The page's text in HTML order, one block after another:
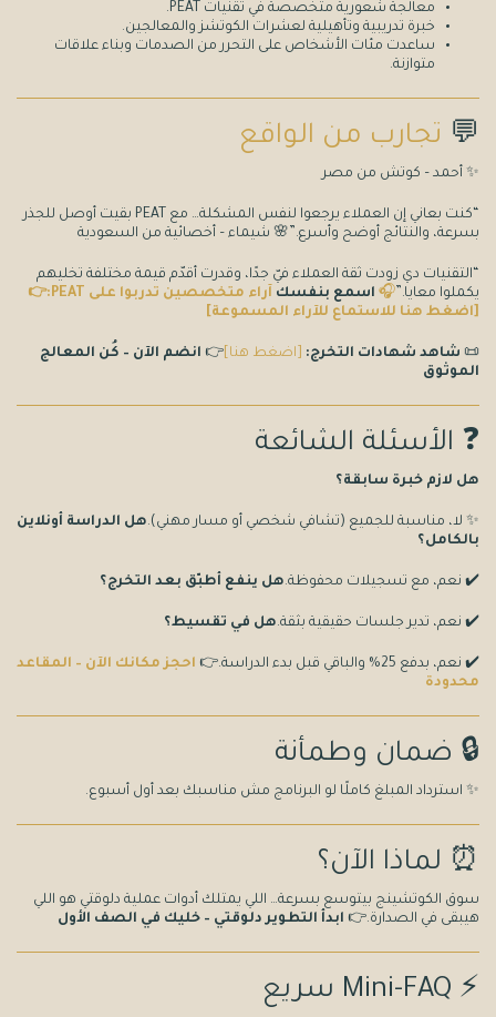
معالجة شعورية متخصصة في تقنيات PEAT.
خبرة تدريبية وتأهيلية لعشرات الكوتشز والمعالجين.
ساعدت مئات الأشخاص على التحرر من الصدمات وبناء علاقات
متوازنة.
💬 تجارب من الواقع
✨ أحمد – كوتش من مصر
“كنت بعاني إن العملاء يرجعوا لنفس المشكلة… مع PEAT بقيت أوصل للجذر
بسرعة، والنتائج أوضح وأسرع.”🌸 شيماء – أخصائية من السعودية
“التقنيات دي زودت ثقة العملاء فيّ جدًا، وقدرت أقدّم قيمة مختلفة تخليهم
يكملوا معايا.” 🎧 اسمع بنفسك
آراء متخصصين تدربوا على PEAT:👉
[اضغط هنا للاستماع للآراء المسموعة]
📜 شاهد شهادات التخرج: [اضغط هنا]👉 انضم الآن – كُن المعالج
الموثوق
❓ الأسئلة الشائعة
هل لازم خبرة سابقة؟
✨ لا، مناسبة للجميع (تشافي شخصي أو مسار مهني).هل الدراسة أونلاين
بالكامل؟
✔️ نعم، مع تسجيلات محفوظة.هل ينفع أطبّق بعد التخرج؟
✔️ نعم، تدير جلسات حقيقية بثقة.هل في تقسيط؟
✔️ نعم، بدفع 25% والباقي قبل بدء الدراسة.👉
احجز مكانك الآن – المقاعد
محدودة
🔒 ضمان وطمأنة
✨ استرداد المبلغ كاملًا لو البرنامج مش مناسبك بعد أول أسبوع.
⏰ لماذا الآن؟
سوق الكوتشينج بيتوسع بسرعة… اللي يمتلك أدوات عملية دلوقتي هو اللي
هيبقى في الصدارة.👉 ابدأ التطوير دلوقتي – خليك في الصف الأول
⚡ Mini-FAQ سريع